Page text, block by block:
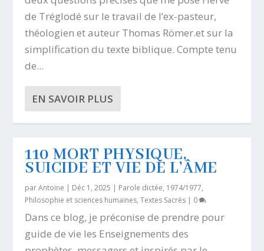
de Tréglodé sur le travail de l’ex-pasteur,
théologien et auteur Thomas Römer.et sur la
simplification du texte biblique. Compte tenu
de...
EN SAVOIR PLUS
110 MORT PHYSIQUE,
SUICIDE ET VIE DE L’ÂME
parAntoine | Déc 1, 2025 | Parole dictée, 1974/1977,
Philosophie et sciences humaines,Textes Sacrés | 0
Dans ce blog, je préconise de prendre pour
guide de vie les Enseignements des